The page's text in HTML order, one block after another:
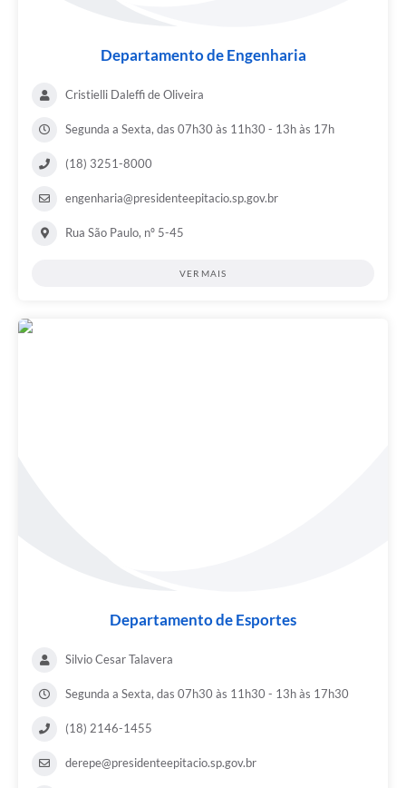
Departamento de Engenharia
Cristielli Daleffi de Oliveira
Segunda a Sexta, das 07h30 às 11h30 - 13h às 17h
(18) 3251-8000
engenharia@presidenteepitacio.sp.gov.br
Rua São Paulo, nº 5-45
VER MAIS
Departamento de Esportes
Silvio Cesar Talavera
Segunda a Sexta, das 07h30 às 11h30 - 13h às 17h30
(18) 2146-1455
derepe@presidenteepitacio.sp.gov.br